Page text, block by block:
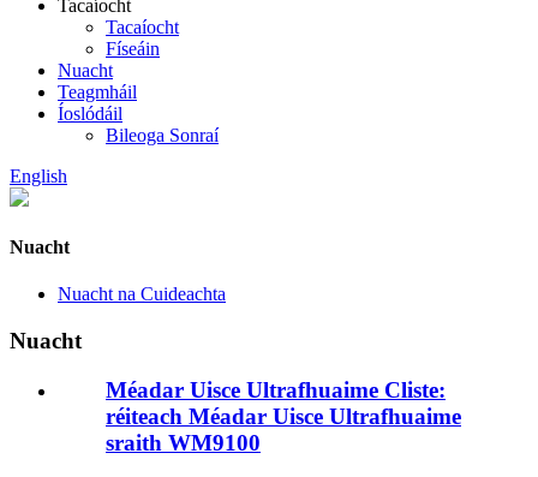
Tacaíocht
Tacaíocht
Físeáin
Nuacht
Teagmháil
Íoslódáil
Bileoga Sonraí
English
Nuacht
Nuacht na Cuideachta
Nuacht
Méadar Uisce Ultrafhuaime Cliste:
réiteach Méadar Uisce Ultrafhuaime
sraith WM9100